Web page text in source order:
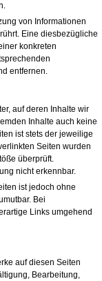
von Informationen
Eine diesbezügliche
konkreten
entfernen.
auf deren Inhalte wir
Inhalte auch keine
ist stets der jeweilige
Seiten wurden
überprüft.
nicht erkennbar.
ist jedoch ohne
Bei
Links umgehend
auf diesen Seiten
Bearbeitung,